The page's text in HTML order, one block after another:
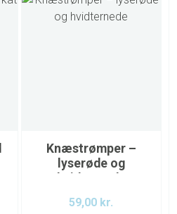
Knæstrømper –
lyserøde og
hvidternede
59,00 kr.